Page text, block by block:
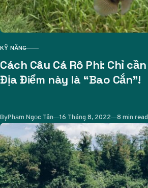
CATEGORY
KỸ NĂNG
Cách Câu Cá Rô Phi: Chỉ cần
Địa Điểm này là “Bao Cắn”!
ByPhạm Ngọc Tân Published
16 Tháng 8, 2022 8 min read